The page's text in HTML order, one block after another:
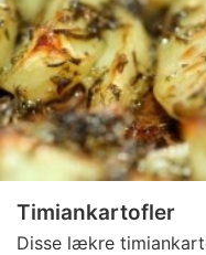
Timiankartofler
Disse lækre